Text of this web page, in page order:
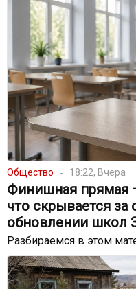
Общество 18:22, Вчера
Финишная прямая
что скрывается за
обновлении школ
Разбираемся в этом